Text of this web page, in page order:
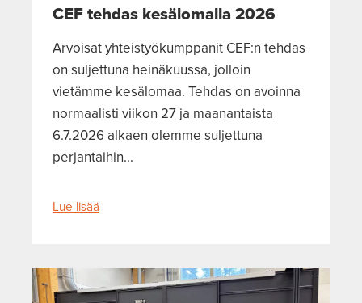
CEF tehdas kesälomalla 2026
Arvoisat yhteistyökumppanit CEF:n tehdas
on suljettuna heinäkuussa, jolloin
vietämme kesälomaa. Tehdas on avoinna
normaalisti viikon 27 ja maanantaista
6.7.2026 alkaen olemme suljettuna
perjantaihin...
Lue lisää